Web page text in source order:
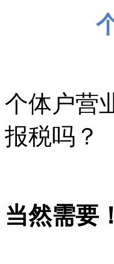
个体户营
报税吗？
当然需要！